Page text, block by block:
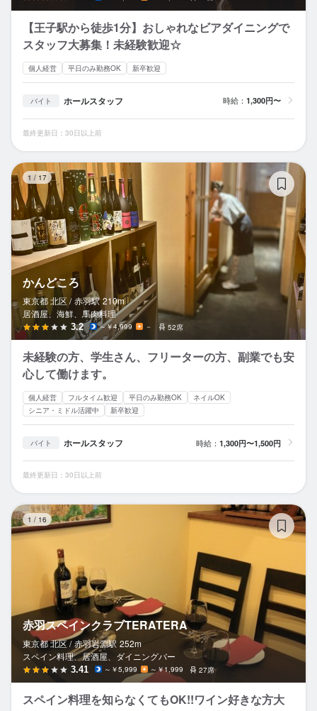
【王子駅から徒歩1分】おしゃれなビアダイニングで
スタッフ大募集！未経験歓迎☆
個人経営 平日のみ勤務OK 新卒歓迎
バイト ホールスタッフ 時給： 1,300円〜
最終更新日：30日以上前
1 / 17
かんどころ
東京都 北区 / 赤羽駅 210m
居酒屋、海鮮、馬肉料理
3.2 ～￥4,999 － 52席
未経験の方、学生さん、フリーターの方、副業でも安
心して働けます。
個人経営 フルタイム歓迎 平日のみ勤務OK
ネイルOK
シニア・ミドル活躍中
新卒歓迎
バイト ホールスタッフ 時給： 1,300円〜1,500円
最終更新日：30日以上前
1 / 16
赤羽スペインクラブTERATERA
東京都 北区 / 赤羽岩淵駅 252m
スペイン料理、居酒屋、ダイニングバー
3.41 ～￥5,999 ～￥1,999 27席
スペイン料理を知らなくてもOK!!ワイン好きな方大